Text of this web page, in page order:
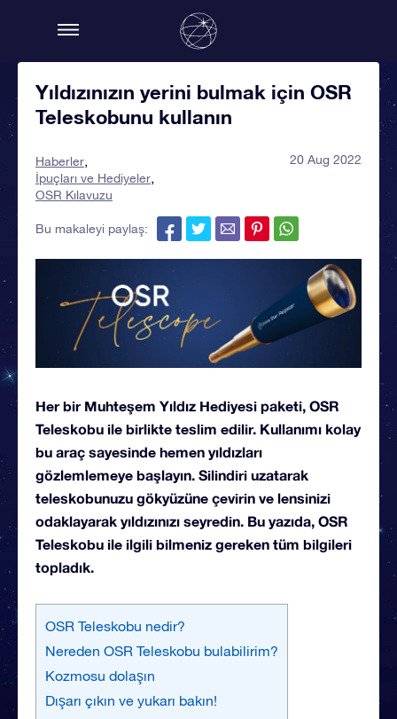
Yıldızınızın yerini bulmak için OSR
Teleskobunu kullanın
Haberler
İpuçları ve Hediyeler
OSR Kılavuzu
20 Aug 2022
Bu makaleyi paylaş:
Her bir Muhteşem Yıldız Hediyesi paketi, OSR
Teleskobu ile birlikte teslim edilir. Kullanımı kolay
bu araç sayesinde hemen yıldızları
gözlemlemeye başlayın. Silindiri uzatarak
teleskobunuzu gökyüzüne çevirin ve lensinizi
odaklayarak yıldızınızı seyredin. Bu yazıda, OSR
Teleskobu ile ilgili bilmeniz gereken tüm bilgileri
topladık.
OSR Teleskobu nedir?
Nereden OSR Teleskobu bulabilirim?
Kozmosu dolaşın
Dışarı çıkın ve yukarı bakın!